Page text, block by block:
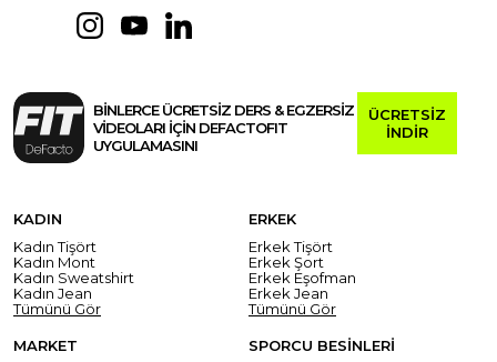
BİNLERCE ÜCRETSİZ DERS & EGZERSİZ
VİDEOLARI İÇİN DEFACTOFIT
UYGULAMASINI
ÜCRETSİZ
İNDİR
KADIN
Kadın Tişört
Kadın Mont
Kadın Sweatshirt
Kadın Jean
Tümünü Gör
ERKEK
Erkek Tişört
Erkek Şort
Erkek Eşofman
Erkek Jean
Tümünü Gör
MARKET
SPORCU BESİNLERİ